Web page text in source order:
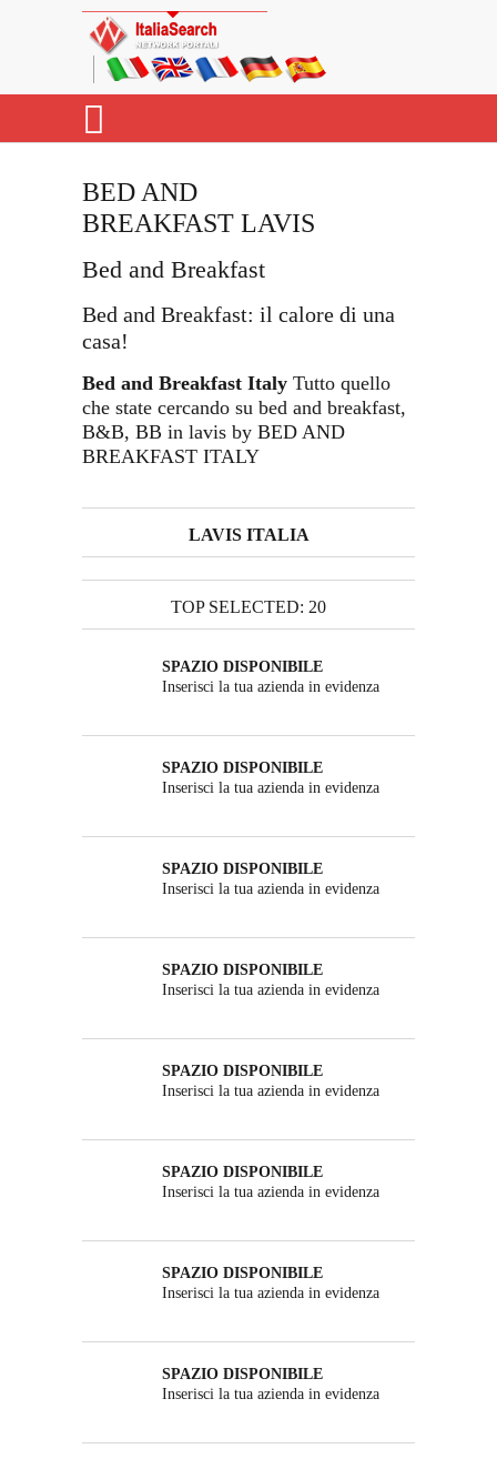
BED AND
BREAKFAST LAVIS
Bed and Breakfast
Bed and Breakfast: il calore di una
casa!
Bed and Breakfast Italy Tutto quello
che state cercando su bed and breakfast,
B&B, BB in lavis by BED AND
BREAKFAST ITALY
LAVIS ITALIA
TOP SELECTED: 20
SPAZIO DISPONIBILE
Inserisci la tua azienda in evidenza
SPAZIO DISPONIBILE
Inserisci la tua azienda in evidenza
SPAZIO DISPONIBILE
Inserisci la tua azienda in evidenza
SPAZIO DISPONIBILE
Inserisci la tua azienda in evidenza
SPAZIO DISPONIBILE
Inserisci la tua azienda in evidenza
SPAZIO DISPONIBILE
Inserisci la tua azienda in evidenza
SPAZIO DISPONIBILE
Inserisci la tua azienda in evidenza
SPAZIO DISPONIBILE
Inserisci la tua azienda in evidenza